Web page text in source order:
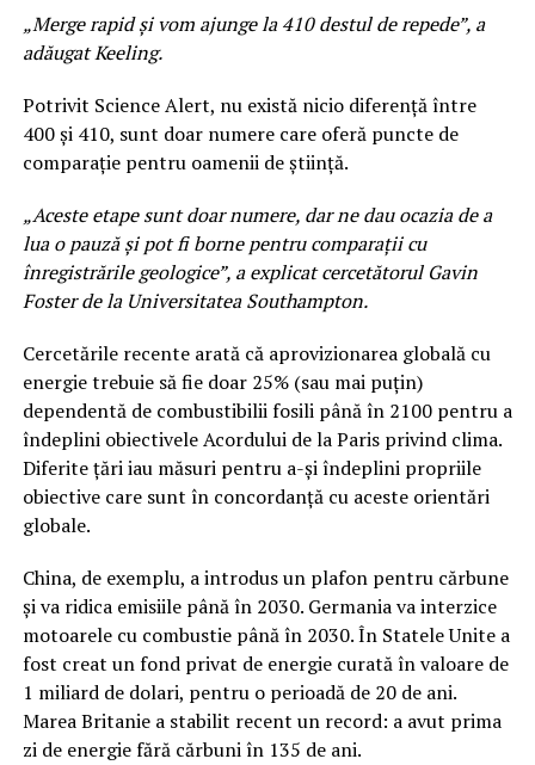
„Merge rapid și vom ajunge la 410 destul de repede”, a
adăugat Keeling.
Potrivit Science Alert, nu există nicio diferență între
400 și 410, sunt doar numere care oferă puncte de
comparație pentru oamenii de știință.
„Aceste etape sunt doar numere, dar ne dau ocazia de a
lua o pauză și pot fi borne pentru comparații cu
înregistrările geologice”, a explicat cercetătorul Gavin
Foster de la Universitatea Southampton.
Cercetările recente arată că aprovizionarea globală cu
energie trebuie să fie doar 25% (sau mai puțin)
dependentă de combustibilii fosili până în 2100 pentru a
îndeplini obiectivele Acordului de la Paris privind clima.
Diferite țări iau măsuri pentru a-și îndeplini propriile
obiective care sunt în concordanță cu aceste orientări
globale.
China, de exemplu, a introdus un plafon pentru cărbune
și va ridica emisiile până în 2030. Germania va interzice
motoarele cu combustie până în 2030. În Statele Unite a
fost creat un fond privat de energie curată în valoare de
1 miliard de dolari, pentru o perioadă de 20 de ani.
Marea Britanie a stabilit recent un record: a avut prima
zi de energie fără cărbuni în 135 de ani.